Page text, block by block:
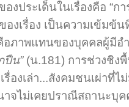
องประเด็นในเรื่องคือ “
องเรื่อง เป็นความเข้ม
คือภาพแทนของบุคคลผู้มี
ปืน”(น.181) การช่วงชิงพื้
องเล่า...สังคมชนเผ่าที่
าจไม่เคยปราณีสถานะบุค